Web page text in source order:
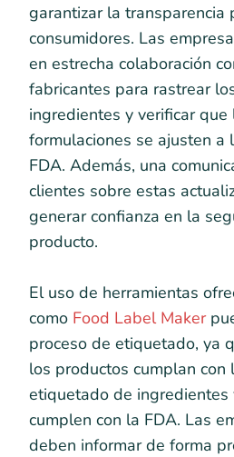
garantizar la transparencia
consumidores. Las
en estrecha colaboración
fabricantes para rastrear
ingredientes y verificar que
formulaciones se ajusten a
FDA. Además, una
clientes sobre estas
generar confianza en la
producto.
El uso de herramientas
como Food Label Maker
proceso de etiquetado, ya
los productos cumplan con
etiquetado de ingredientes
cumplen con la FDA. Las
deben informar de forma